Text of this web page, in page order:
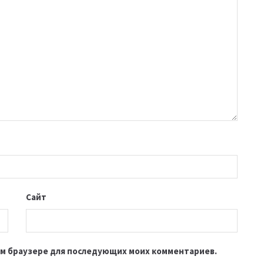
Сайт
браузере для последующих моих комментариев.